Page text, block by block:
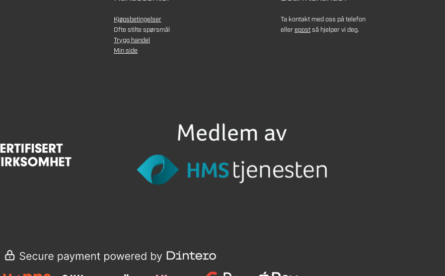
Kjøpsbetingelser
Ofte stilte spørsmål
Trygg handel
Min side
Ta kontakt med oss på telefon
ellerepostså hjelper vi deg.